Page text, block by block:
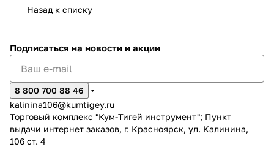
Назад к списку
Подписаться на новости и акции
8 800 700 88 46
kalinina106@kumtigey.ru
Торговый комплекс "Кум-Тигей инструмент"; Пункт
выдачи интернет заказов, г. Красноярск, ул. Калинина,
106 ст. 4